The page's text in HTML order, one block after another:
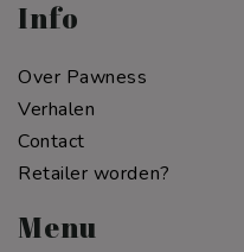
Info
Over Pawness
Verhalen
Contact
Retailer worden?
Menu